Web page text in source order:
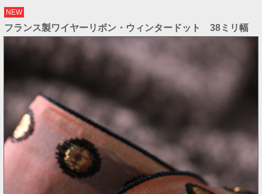
NEW
フランス製ワイヤーリボン・ウィンタードット 38ミリ幅